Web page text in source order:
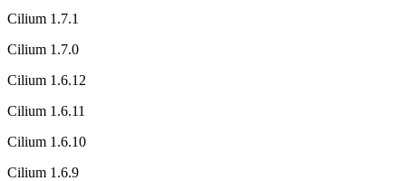
Cilium 1.7.1
Cilium 1.7.0
Cilium 1.6.12
Cilium 1.6.11
Cilium 1.6.10
Cilium 1.6.9